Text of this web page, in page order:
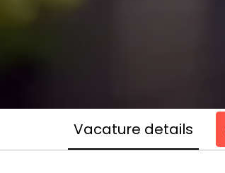
Vacature details